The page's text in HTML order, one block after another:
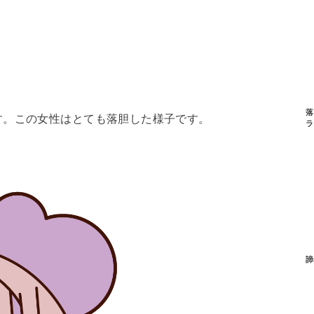
この女性はとても落胆した様子です。